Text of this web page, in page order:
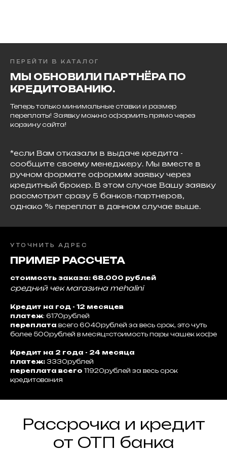
ПЕРЕЙТИ В КАТАЛОГ
МЫ ОБНОВИЛИ ПАРТНЁРА ПО
КРЕДИТОВАНИЮ.
Теперь только минимальные ставки и размер
переплаты! Заявку можно оформить прямо через
корзину сайта!
*если Вам отказали в выдаче кредита -
сообщите своему менеджеру. Мы вместе в
ручном формате оформим заявку через
кредитный брокер. В этом случае Вашу заявку
рассмотрит сразу 5 банков-партнеров,
однако % переплат в данном случае выше.
УТОЧНИТЬ АДРЕС
ПРИМЕР РАССЧЕТА
стоимость заказа: 68.000 рублей
средний чек магазина mehalini
Кредит на год - 12 месяцев
платеж: 6170рублей
переплата всего 6040рублей за весь срок, это чуть
более 500рублей в месяц=стоимость пары чашек кофе
Кредит на 2 года - 24 месяца
платеж: 3330рублей
переплата всего 11920рублей за весь срок
кредитования
Рассрочка и кредит
от ОТП банка